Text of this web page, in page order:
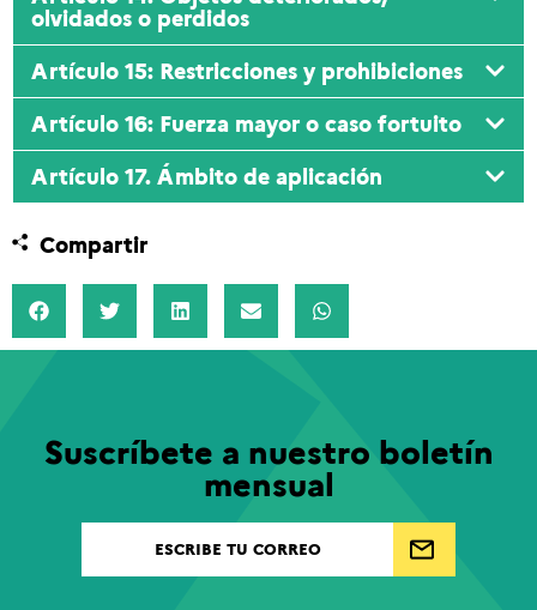
olvidados o perdidos
Artículo 15: Restricciones y prohibiciones
Artículo 16: Fuerza mayor o caso fortuito
Artículo 17. Ámbito de aplicación
Compartir
Suscríbete a nuestro boletín
mensual